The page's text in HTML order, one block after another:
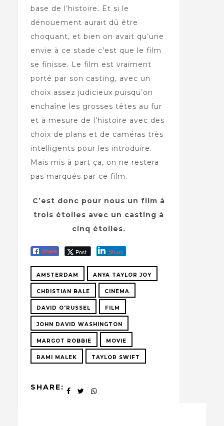
base de l’histoire. Et si le
dénouement aurait dû être
choquant, et bien on avait qu’une
envie à ce stade c’est que le film
se finisse. Le film est vraiment
porté par son casting, avec un
choix assez judicieux puisqu’on
enchaîne les grosses têtes au fur
et à mesure de l’histoire avec des
choix de plans et de caméras très
intelligents pour les introduire.
Mais mis à part ça, on ne restera
pas marqués par ce film.
C’est donc pour nous un film à
trois étoiles avec un casting à
cinq étoiles.
Share Post Share
AMSTERDAM ANYA TAYLOR JOY
CHRISTIAN BALE CINEMA
DAVID O'RUSSEL FILM
JOHN DAVID WASHINGTON
MARGOT ROBBIE MOVIE
RAMI MALEK TAYLOR SWIFT
SHARE: